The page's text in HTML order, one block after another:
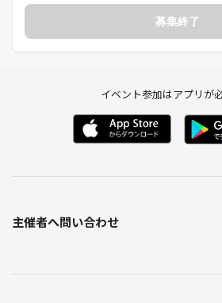
募集終了
イベント参加はアプリが
主催者へ問い合わせ